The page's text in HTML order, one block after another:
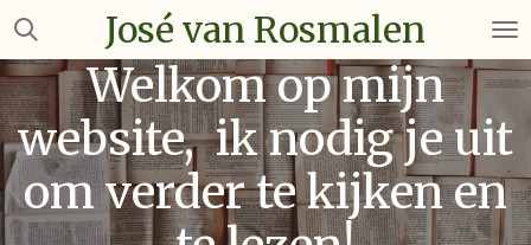
Ga
naar
de
hoofdinhoud
José van Rosmalen
Welkom op mijn
website, ik nodig je uit
om verder te kijken en